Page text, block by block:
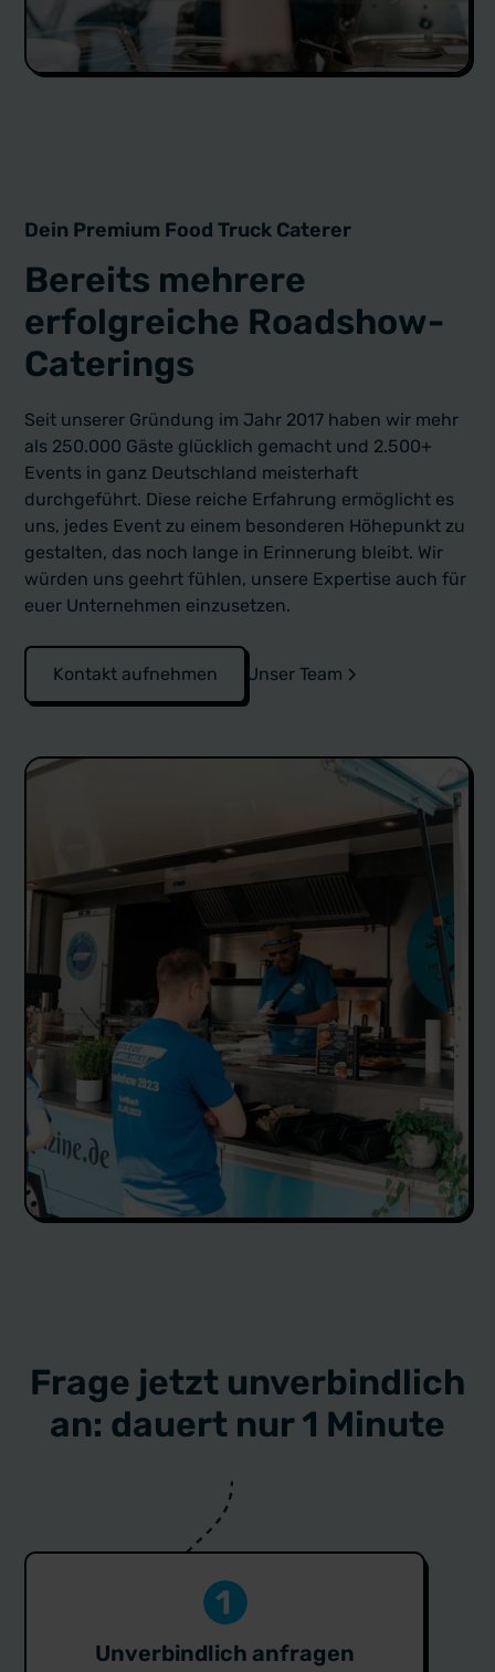
Dein Premium Food Truck Caterer
Bereits mehrere
erfolgreiche Roadshow-
Caterings
Seit unserer Gründung im Jahr 2017 haben wir mehr
als 250.000 Gäste glücklich gemacht und 2.500+
Events in ganz Deutschland meisterhaft
durchgeführt. Diese reiche Erfahrung ermöglicht es
uns, jedes Event zu einem besonderen Höhepunkt zu
gestalten, das noch lange in Erinnerung bleibt. Wir
würden uns geehrt fühlen, unsere Expertise auch für
euer Unternehmen einzusetzen.
Kontakt aufnehmen Unser Team
Frage jetzt unverbindlich
an: dauert nur 1 Minute
Unverbindlich anfragen